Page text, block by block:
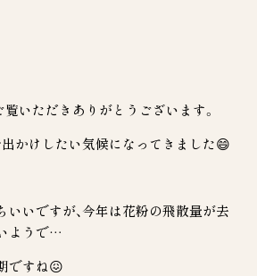
いただきありがとうございます。
出かけしたい気候になってきました😄
いいですが、今年は花粉の飛散量が去
ようで…
ですね😖